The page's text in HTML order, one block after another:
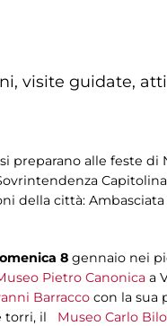
visite guidate,
si preparano alle feste di
della città: Ambasciata
8 gennaio nei
Pietro Canonica a
Barracco con la sua
torri, il Museo Carlo